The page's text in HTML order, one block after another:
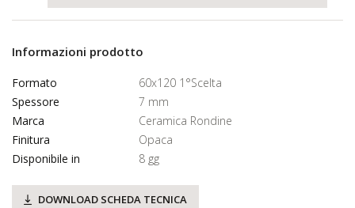
Informazioni prodotto
Formato
60x120 1°Scelta
Spessore
7 mm
Marca
Ceramica Rondine
Finitura
Opaca
Disponibile in
8 gg
DOWNLOAD SCHEDA TECNICA